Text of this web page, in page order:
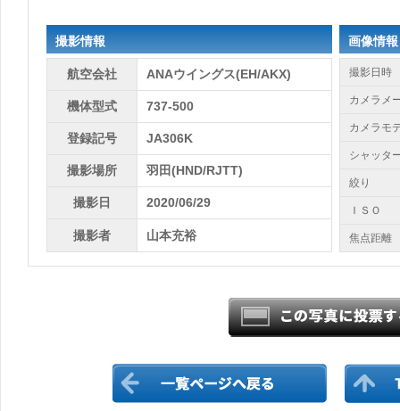
撮影情報
航空会社 ANAウイングス(EH/AKX)
機体型式 737-500
登録記号 JA306K
撮影場所 羽田(HND/RJTT)
撮影日 2020/06/29
撮影者 山本充裕
画像情報
撮影日時
カメラメ
カメラモ
シャッタ
絞り
ＩＳＯ
焦点距離